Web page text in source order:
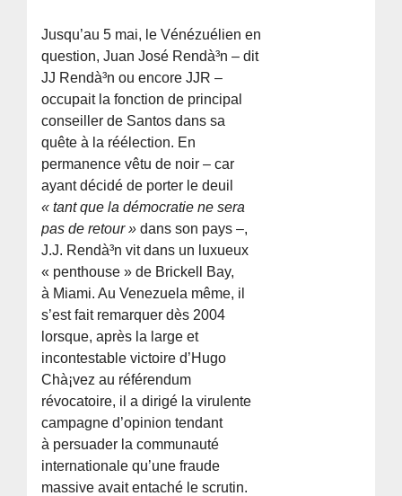
Jusqu’au 5 mai, le Vénézuélien en
question, Juan José Rendà³n – dit
JJ Rendà³n ou encore JJR –
occupait la fonction de principal
conseiller de Santos dans sa
quête à la réélection. En
permanence vêtu de noir – car
ayant décidé de porter le deuil
« tant que la démocratie ne sera
pas de retour » dans son pays –,
J.J. Rendà³n vit dans un luxueux
« penthouse » de Brickell Bay,
à Miami. Au Venezuela même, il
s’est fait remarquer dès 2004
lorsque, après la large et
incontestable victoire d’Hugo
Chà¡vez au référendum
révocatoire, il a dirigé la virulente
campagne d’opinion tendant
à persuader la communauté
internationale qu’une fraude
massive avait entaché le scrutin.